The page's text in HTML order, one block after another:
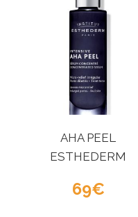
AHA PEEL
ESTHEDERM
69